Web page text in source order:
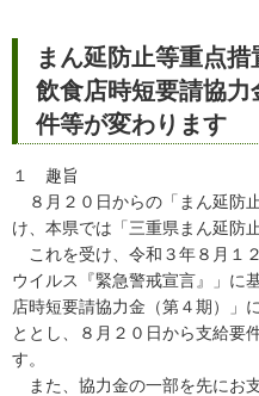
まん延防止等重点
飲食店時短要請協
件等が変わります
１ 趣旨
８月２０日からの「まん延防
け、本県では「三重県まん延防
これを受け、令和３年８月１
ウイルス『緊急警戒宣言』」に
店時短要請協力金（第４期）」
ととし、８月２０日から支給要
す。
また、協力金の一部を先にお